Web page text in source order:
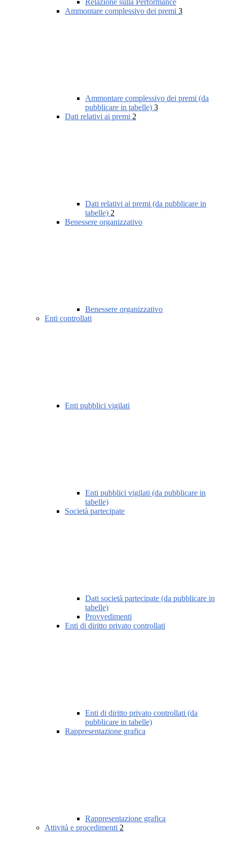
Relazione sulla Performance
Ammontare complessivo dei premi 3
Ammontare complessivo dei premi (da
pubblicare in tabelle) 3
Dati relativi ai premi 2
Dati relativi ai premi (da pubblicare in
tabelle) 2
Benessere organizzativo
Benessere organizzativo
Enti controllati
Enti pubblici vigilati
Enti pubblici vigilati (da pubblicare in
tabelle)
Società partecipate
Dati società partecipate (da pubblicare in
tabelle)
Provvedimenti
Enti di diritto privato controllati
Enti di diritto privato controllati (da
pubblicare in tabelle)
Rappresentazione grafica
Rappresentazione grafica
Attività e procedimenti 2